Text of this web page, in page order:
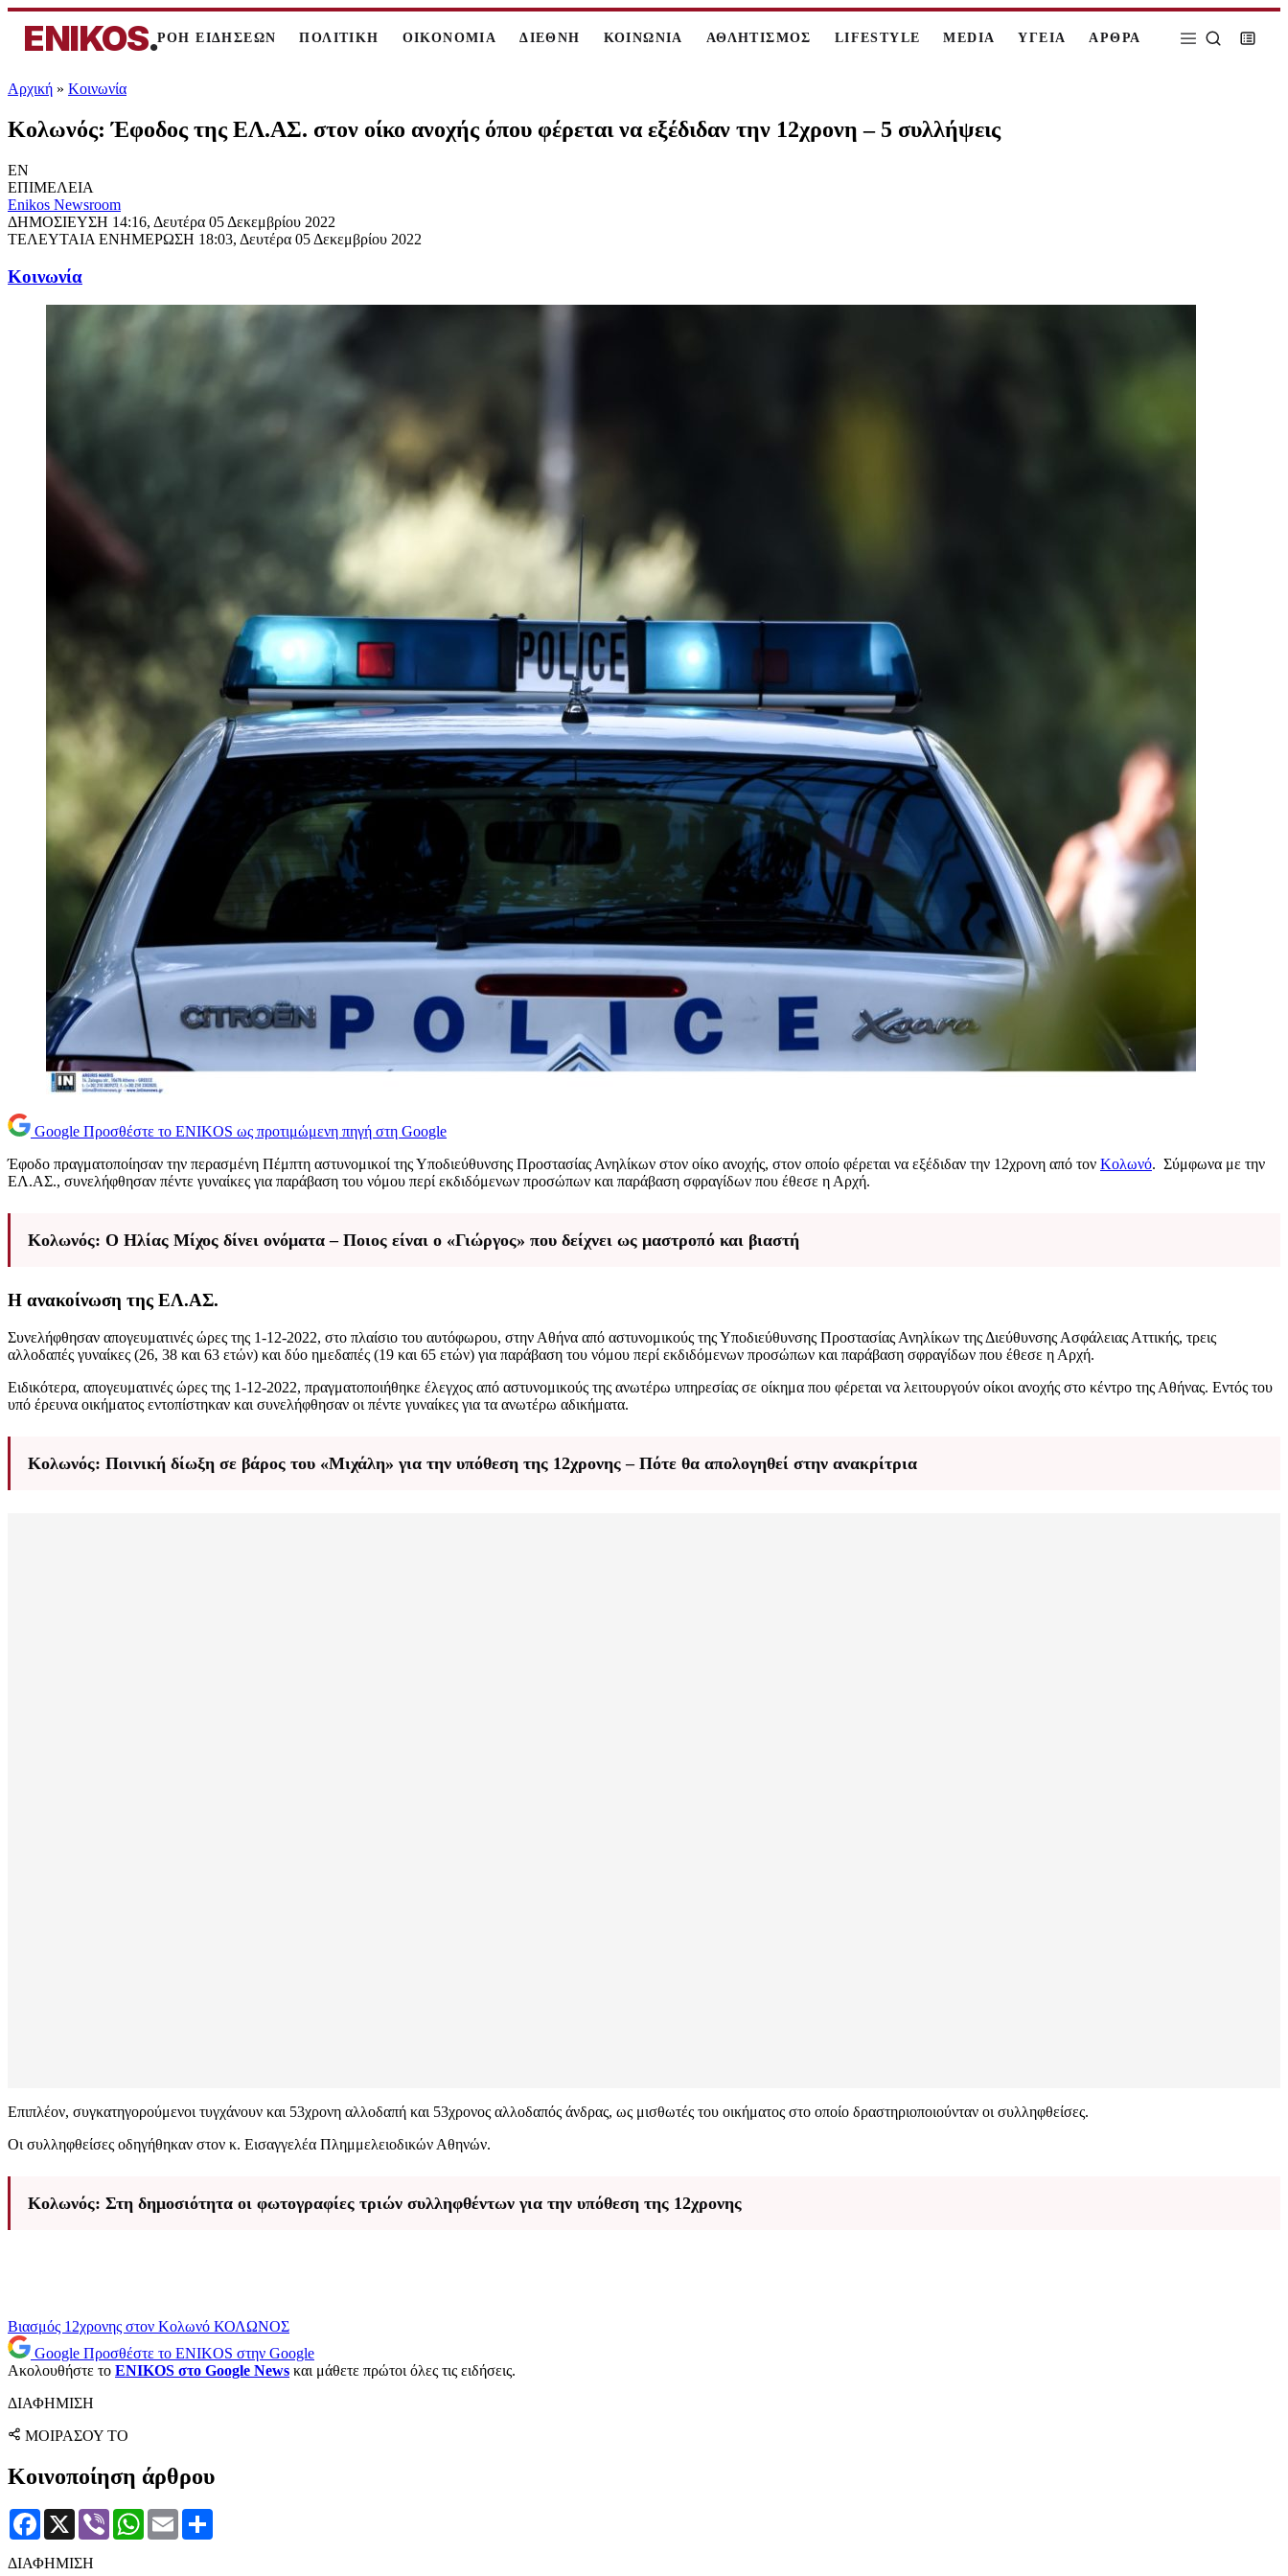
ENIKOS.ΡΟΗ ΕΙΔΗΣΕΩΝ ΠΟΛΙΤΙΚΗ ΟΙΚΟΝΟΜΙΑ ΔΙΕΘΝΗ ΚΟΙΝΩΝΙΑ ΑΘΛΗΤΙΣΜΟΣ LIFESTYLE MEDIA ΥΓΕΙΑ ΑΡΘΡΑ
Αρχική » Κοινωνία
Κολωνός: Έφοδος της ΕΛ.ΑΣ. στον οίκο ανοχής όπου φέρεται να εξέδιδαν την 12χρονη – 5 συλλήψεις
EN
ΕΠΙΜΕΛΕΙΑ
Enikos Newsroom
ΔΗΜΟΣΙΕΥΣΗ 14:16, Δευτέρα 05 Δεκεμβρίου 2022
ΤΕΛΕΥΤΑΙΑ ΕΝΗΜΕΡΩΣΗ 18:03, Δευτέρα 05 Δεκεμβρίου 2022
Κοινωνία
Google Προσθέστε το ENIKOS ως προτιμώμενη πηγή στη Google
Έφοδο πραγματοποίησαν την περασμένη Πέμπτη αστυνομικοί τηςΥποδιεύθυνσης Προστασίας Ανηλίκων στον οίκο ανοχής, στον οποίο φέρεται να εξέδιδαν την 12χρονη από τον Κολωνό. Σύμφωνα με την
ΕΛ.ΑΣ., συνελήφθησαν πέντε γυναίκες για παράβαση του νόμου περί εκδιδόμενων προσώπων και παράβαση σφραγίδων που έθεσε η Αρχή.
Κολωνός: Ο Ηλίας Μίχος δίνει ονόματα – Ποιος είναι ο «Γιώργος» που δείχνει ως μαστροπό και βιαστή
Η ανακοίνωση της ΕΛ.ΑΣ.
Συνελήφθησαν απογευματινές ώρες της 1-12-2022, στο πλαίσιο του αυτόφωρου, στην Αθήνα από αστυνομικούς της Υποδιεύθυνσης Προστασίας Ανηλίκων της Διεύθυνσης Ασφάλειας Αττικής, τρεις
αλλοδαπές γυναίκες (26, 38 και 63 ετών) και δύο ημεδαπές (19 και 65 ετών) για παράβαση του νόμου περί εκδιδόμενων προσώπων και παράβαση σφραγίδων που έθεσε η Αρχή.
Ειδικότερα, απογευματινές ώρες της 1-12-2022, πραγματοποιήθηκε έλεγχος από αστυνομικούς της ανωτέρω υπηρεσίας σε οίκημα που φέρεται να λειτουργούν οίκοι ανοχής στο κέντρο της Αθήνας. Εντός του
υπό έρευνα οικήματος εντοπίστηκαν και συνελήφθησαν οι πέντε γυναίκες για τα ανωτέρω αδικήματα.
Κολωνός: Ποινική δίωξη σε βάρος του «Μιχάλη» για την υπόθεση της 12χρονης – Πότε θα απολογηθεί στην ανακρίτρια
Επιπλέον, συγκατηγορούμενοι τυγχάνουν και 53χρονη αλλοδαπή και 53χρονος αλλοδαπός άνδρας, ως μισθωτές του οικήματος στο οποίο δραστηριοποιούνταν οι συλληφθείσες.
Οι συλληφθείσες οδηγήθηκαν στον κ. Εισαγγελέα Πλημμελειοδικών Αθηνών.
Κολωνός: Στη δημοσιότητα οι φωτογραφίες τριών συλληφθέντων για την υπόθεση της 12χρονης
Βιασμός 12χρονης στον Κολωνό ΚΟΛΩΝΟΣ
Google Προσθέστε το ENIKOS στην Google
Ακολουθήστε το ENIKOS στο Google News και μάθετε πρώτοι όλες τις ειδήσεις.
ΔΙΑΦΗΜΙΣΗ
ΜΟΙΡΑΣΟΥ ΤΟ
Κοινοποίηση άρθρου
Facebook
X Viber WhatsApp
Email
ΔΙΑΦΗΜΙΣΗ